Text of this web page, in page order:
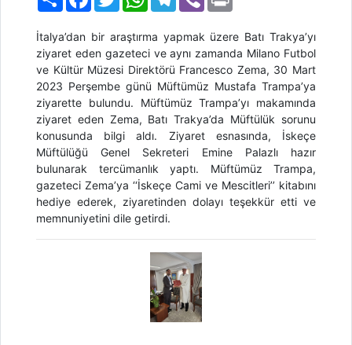
İtalya’dan bir araştırma yapmak üzere Batı Trakya’yı
ziyaret eden gazeteci ve aynı zamanda Milano Futbol
ve Kültür Müzesi Direktörü Francesco Zema, 30 Mart
2023 Perşembe günü Müftümüz Mustafa Trampa’ya
ziyarette bulundu. Müftümüz Trampa’yı makamında
ziyaret eden Zema, Batı Trakya’da Müftülük sorunu
konusunda bilgi aldı. Ziyaret esnasında, İskeçe
Müftülüğü Genel Sekreteri Emine Palazlı hazır
bulunarak tercümanlık yaptı. Müftümüz Trampa,
gazeteci Zema’ya ‘‘İskeçe Cami ve Mescitleri’’ kitabını
hediye ederek, ziyaretinden dolayı teşekkür etti ve
memnuniyetini dile getirdi.